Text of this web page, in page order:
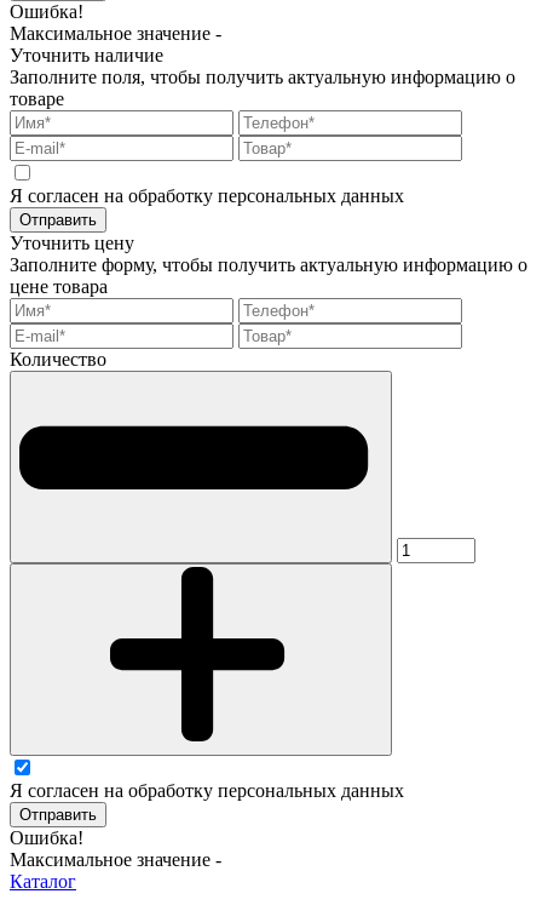
Ошибка!
Максимальное значение -
Уточнить наличие
Заполните поля, чтобы получить актуальную информацию о
товаре
Я согласен на обработку персональных данных
Отправить
Уточнить цену
Заполните форму, чтобы получить актуальную информацию о
цене товара
Количество
Я согласен на обработку персональных данных
Отправить
Ошибка!
Максимальное значение -
Каталог